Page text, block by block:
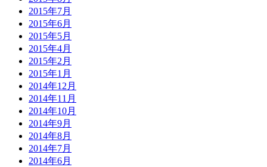
2015年7月
2015年6月
2015年5月
2015年4月
2015年2月
2015年1月
2014年12月
2014年11月
2014年10月
2014年9月
2014年8月
2014年7月
2014年6月